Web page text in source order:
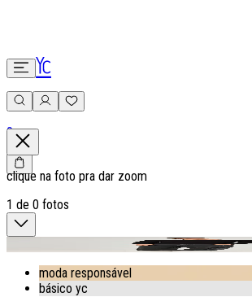
0
clique na foto pra dar zoom
1 de 0 fotos
moda responsável
básico yc